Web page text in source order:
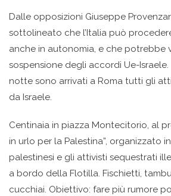
Dalle opposizioni Giuseppe
sottolineato che l’Italia può
anche in autonomia, e che potrebbe
sospensione degli accordi Ue-
notte sono arrivati a Roma tutti gli
da Israele.
Centinaia in piazza Montecitorio, al
in urlo per la Palestina”, organizzato
palestinesi e gli attivisti sequestrati
a bordo della Flotilla. Fischietti,
cucchiai. Obiettivo: fare più rumore